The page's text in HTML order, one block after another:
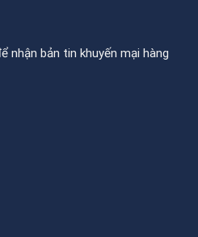
nhận bản tin khuyến mại hàng